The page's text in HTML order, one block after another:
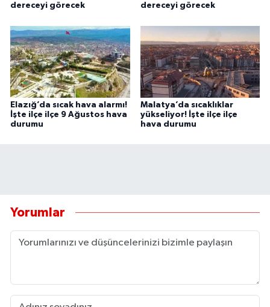
dereceyi görecek
dereceyi görecek
Elazığ’da sıcak hava alarmı!
İşte ilçe ilçe 9 Ağustos hava
durumu
Malatya’da sıcaklıklar
yükseliyor! İşte ilçe ilçe
hava durumu
Yorumlar